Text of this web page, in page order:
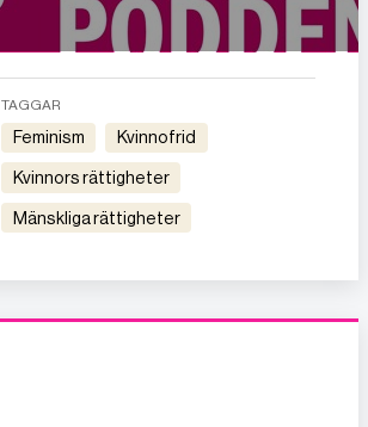
TAGGAR
feminism kvinnofrid
kvinnors rättigheter
mänskliga rättigheter